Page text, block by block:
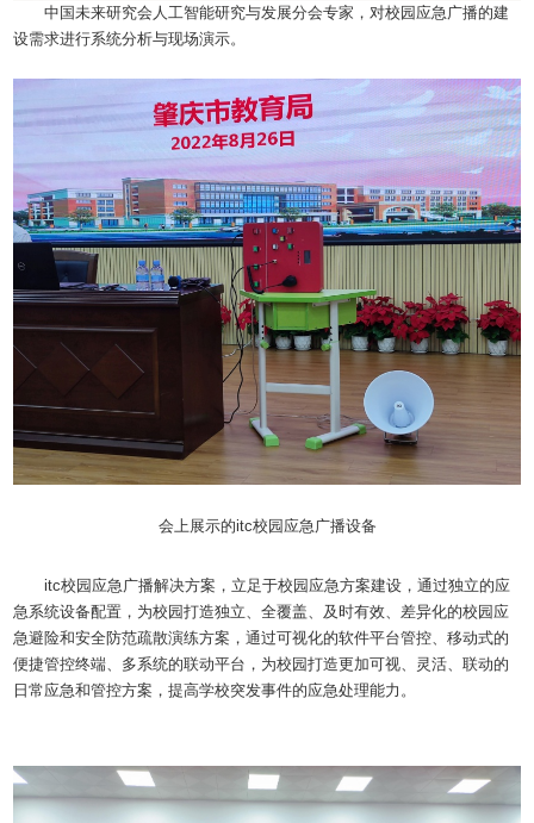
中国未来研究会人工智能研究与发展分会专家，对校园应急广播的建
设需求进行系统分析与现场演示。
会上展示的itc校园应急广播设备
itc校园应急广播解决方案，立足于校园应急方案建设，通过独立的应
急系统设备配置，为校园打造独立、全覆盖、及时有效、差异化的校园应
急避险和安全防范疏散演练方案，通过可视化的软件平台管控、移动式的
便捷管控终端、多系统的联动平台，为校园打造更加可视、灵活、联动的
日常应急和管控方案，提高学校突发事件的应急处理能力。